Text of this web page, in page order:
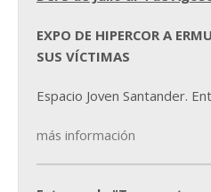
EXPO DE HIPERCOR A
SUS VÍCTIMAS
Espacio Joven Santander.
más información